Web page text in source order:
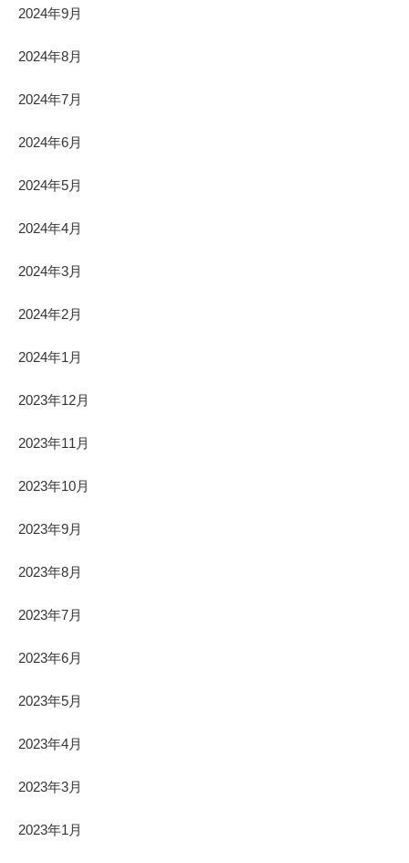
2024年9月
2024年8月
2024年7月
2024年6月
2024年5月
2024年4月
2024年3月
2024年2月
2024年1月
2023年12月
2023年11月
2023年10月
2023年9月
2023年8月
2023年7月
2023年6月
2023年5月
2023年4月
2023年3月
2023年1月